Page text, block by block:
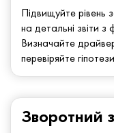
Підвищуйте рівень
на детальні звіти з
Визначайте
перевіряйте
Зворотний